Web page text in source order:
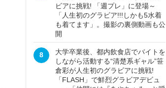
ビアに挑戦! 「週プレ」に登場～
「人生初のグラビア!!!しかも5水着
も着てます」。撮影の裏側動画も公
開
8
大学卒業後、都内飲食店でバイトを
しながら活動する“清楚系ギャル”笹
倉彩が人生初のグラビアに挑戦!
「FLASH」で鮮烈グラビアデビュ